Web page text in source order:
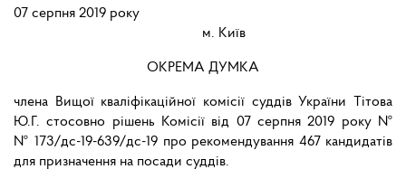
07 серпня 2019 року
м. Київ
ОКРЕМА ДУМКА
члена Вищої кваліфікаційної комісії суддів України Тітова
Ю.Г. стосовно рішень Комісії від 07 серпня 2019 року №
№ 173/дс-19-639/дс-19 про рекомендування 467 кандидатів
для призначення на посади суддів.